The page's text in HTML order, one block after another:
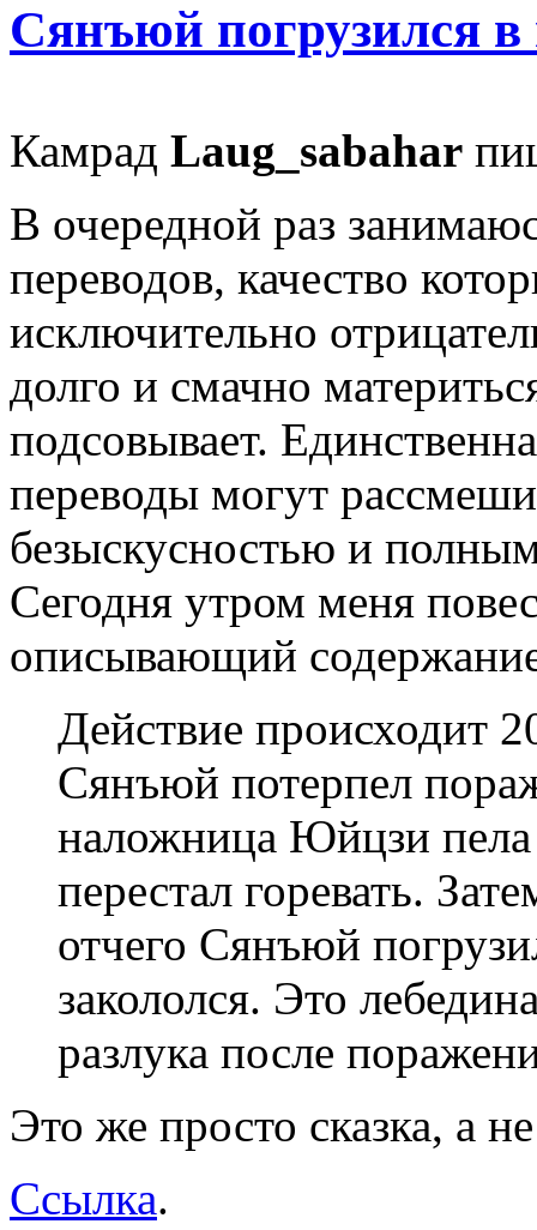
Сянъюй погрузился в
Камрад Laug_sabahar
В очередной раз
переводов, качество
исключительно
долго и смачно
подсовывает.
переводы могут
безыскусностью и
Сегодня утром меня
описывающий
Действие происходит
Сянъюй потерпел
наложница Юйцзи пела
перестал горевать.
отчего Сянъюй
закололся. Это
разлука после
Это же просто сказка, а
Ссылка.